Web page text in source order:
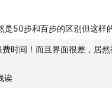
打赏支持，或把我们的节
动活泼所有，未经授权
是50步和百步的区别但这样
时间！而且界面很差，居
诶